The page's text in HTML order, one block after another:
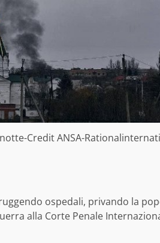
Credit ANSA-
ospedali, privando la
alla Corte Penale